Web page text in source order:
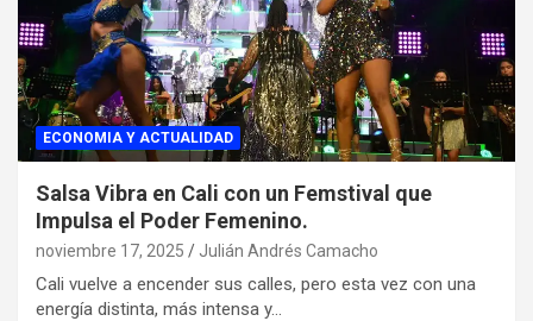
ECONOMIA Y ACTUALIDAD
Salsa Vibra en Cali con un Femstival que
Impulsa el Poder Femenino.
noviembre 17, 2025 Julián Andrés Camacho
Cali vuelve a encender sus calles, pero esta vez con una
energía distinta, más intensa y…